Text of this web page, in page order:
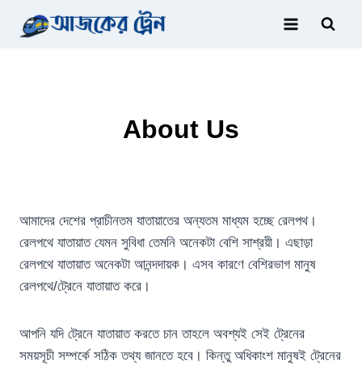
About Us
আমাদের দেশের প্রাচীনতম যাতায়াতের অন্যতম মাধ্যম হচ্ছে রেলপথ।
রেলপথে যাতায়াত যেমন সুবিধা তেমনি অনেকটা বেশি সাশ্রয়ী। এছাড়া
রেলপথে যাতায়াত অনেকটা আনন্দদায়ক। এসব কারণে বেশিরভাগ মানুষ
রেলপথে/ট্রেনে যাতায়াত করে।
আপনি যদি ট্রেনে যাতায়াত করতে চান তাহলে অবশ্যই সেই ট্রেনের
সময়সূচী সম্পর্কে সঠিক তথ্য জানতে হবে। কিন্তু অধিকাংশ মানুষই ট্রেনের